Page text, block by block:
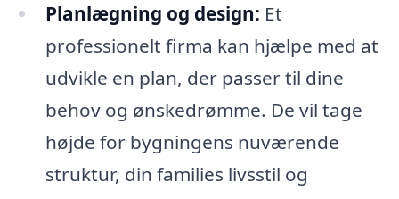
Planlægning og design: Et
professionelt firma kan hjælpe med at
udvikle en plan, der passer til dine
behov og ønskedrømme. De vil tage
højde for bygningens nuværende
struktur, din families livsstil og